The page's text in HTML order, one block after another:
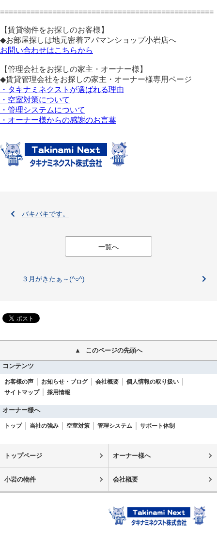
=================================================
【賃貸物件をお探しのお客様】
◆お部屋探しは地元密着アパマンショップ小岩店へ
お問い合わせはこちらから
【管理会社をお探しの家主・オーナー様】
◆賃貸管理会社をお探しの家主・オーナー様専用ページ
・タキナミネクストが選ばれる理由
・空室対策について
・管理システムについて
・オーナー様からの感謝のお言葉
バキバキです。
一覧へ
３月がきたぁ～(^○^)
このページの先頭へ
コンテンツ
お客様の声 お知らせ・ブログ 会社概要
個人情報の取り扱い
サイトマップ
採用情報
オーナー様へ
トップ 当社の強み 空室対策 管理システム サポート体制
トップページ オーナー様へ
小岩の物件 会社概要